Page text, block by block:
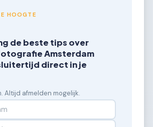
HOOGTE
de beste tips over
Amsterdam
direct in je
Altijd afmelden mogelijk.